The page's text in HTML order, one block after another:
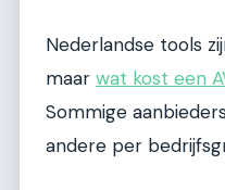
Nederlandse tools
maar wat kost een
Sommige
andere per